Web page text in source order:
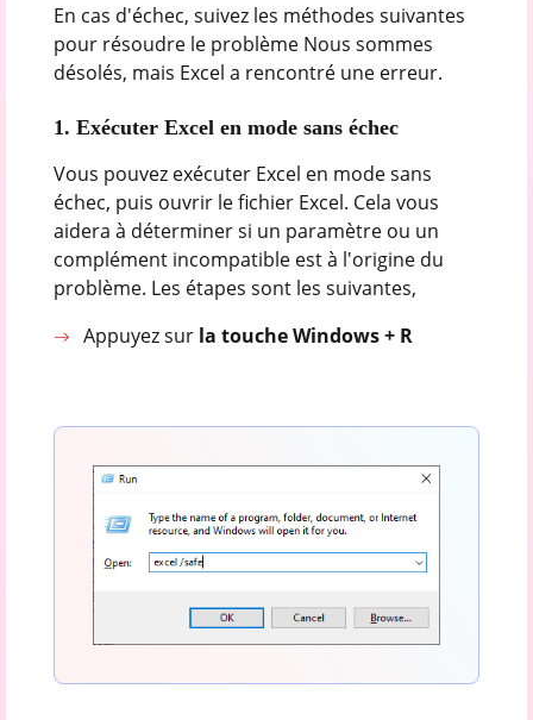
En cas d'échec, suivez les méthodes suivantes
pour résoudre le problème Nous sommes
désolés, mais Excel a rencontré une erreur.
1. Exécuter Excel en mode sans échec
Vous pouvez exécuter Excel en mode sans
échec, puis ouvrir le fichier Excel. Cela vous
aidera à déterminer si un paramètre ou un
complément incompatible est à l'origine du
problème. Les étapes sont les suivantes,
Appuyez sur la touche Windows + R